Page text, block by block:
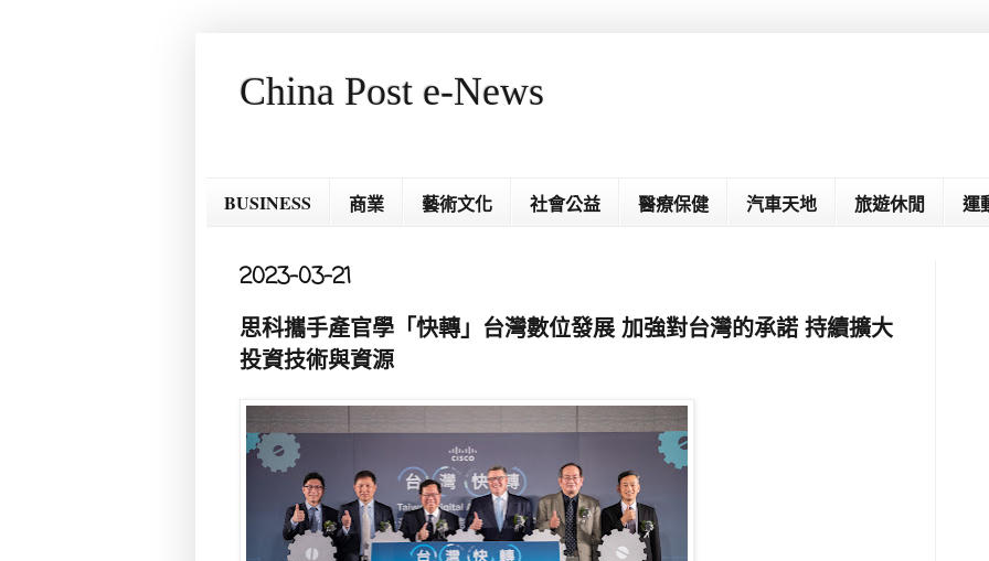
China Post e-News
BUSINESS 商業 藝術文化 社會公益 醫療保健 汽車天地 旅遊休閒 運
2023-03-21
思科攜手產官學「快轉」台灣數位發展 加強對台灣的承諾 持續擴大
投資技術與資源